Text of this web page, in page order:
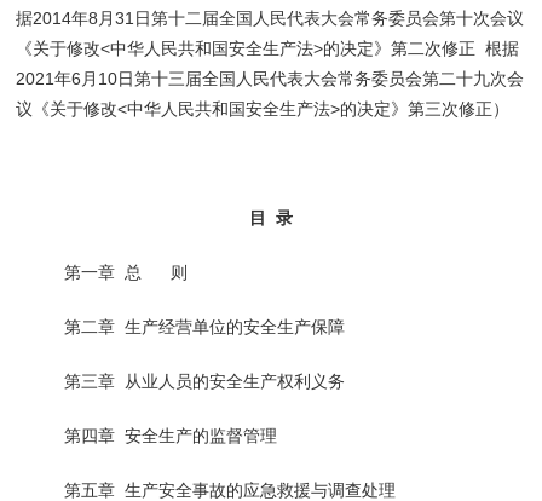
据2014年8月31日第十二届全国人民代表大会常务委员会第十次会议
《关于修改<中华人民共和国安全生产法>的决定》第二次修正 根据
2021年6月10日第十三届全国人民代表大会常务委员会第二十九次会
议《关于修改<中华人民共和国安全生产法>的决定》第三次修正）
目 录
第一章 总 则
第二章 生产经营单位的安全生产保障
第三章 从业人员的安全生产权利义务
第四章 安全生产的监督管理
第五章 生产安全事故的应急救援与调查处理